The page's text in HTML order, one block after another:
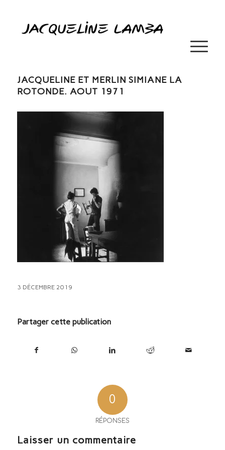
JACQUELINE ET MERLIN SIMIANE LA
ROTONDE. AOUT 1971
3 DÉCEMBRE 2019
Partager cette publication
0
RÉPONSES
Laisser un commentaire